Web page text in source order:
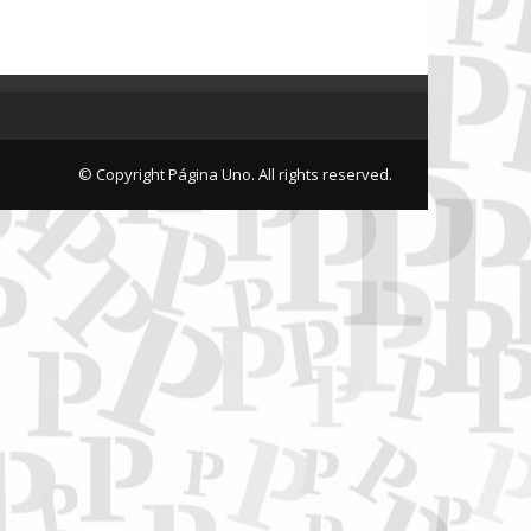
© Copyright Página Uno. All rights reserved.